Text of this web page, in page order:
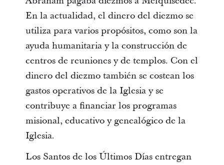
En la actualidad, el dinero del diezmo se
utiliza para varios propósitos, como son la
ayuda humanitaria y la construcción de
centros de reuniones y de templos. Con el
dinero del diezmo también se costean los
gastos operativos de la Iglesia y se
contribuye a financiar los programas
misional, educativo y genealógico de la
Iglesia.
Los Santos de los Últimos Días entregan